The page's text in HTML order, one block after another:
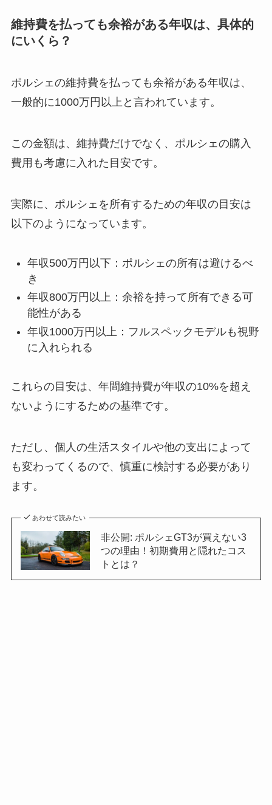
維持費を払っても余裕がある年収は、具体的
にいくら？
ポルシェの維持費を払っても余裕がある年収は、
一般的に1000万円以上と言われています。
この金額は、維持費だけでなく、ポルシェの購入
費用も考慮に入れた目安です。
実際に、ポルシェを所有するための年収の目安は
以下のようになっています。
年収500万円以下：ポルシェの所有は避けるべ
き
年収800万円以上：余裕を持って所有できる可
能性がある
年収1000万円以上：フルスペックモデルも視野
に入れられる
これらの目安は、年間維持費が年収の10%を超え
ないようにするための基準です。
ただし、個人の生活スタイルや他の支出によって
も変わってくるので、慎重に検討する必要があり
ます。
あわせて読みたい
非公開: ポルシェGT3が買えない3
つの理由！初期費用と隠れたコス
トとは？